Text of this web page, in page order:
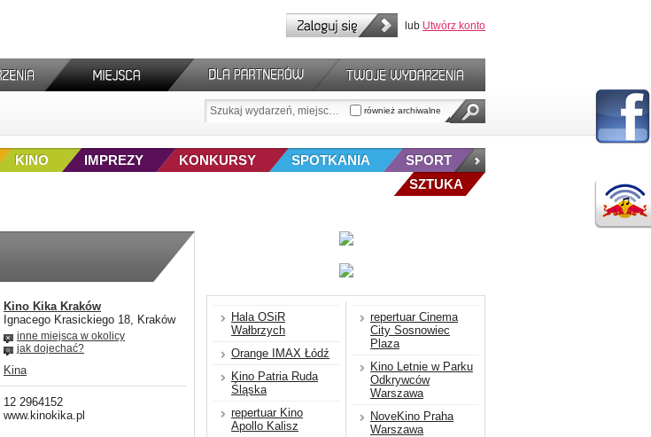
lub Utwórz konto
również archiwalne
SPORT
SPOTKANIA
KONKURSY
IMPREZY
KINO
SZTUKA
Kino Kika Kraków
Ignacego Krasickiego 18, Kraków
inne miejsca w okolicy
jak dojechać?
Kina
12 2964152
www.kinokika.pl
Hala OSiR
Wałbrzych
Orange IMAX Łódź
Kino Patria Ruda
Śląska
repertuar Kino
Apollo Kalisz
repertuar Cinema
City Sosnowiec
Plaza
Kino Letnie w Parku
Odkrywców
Warszawa
NoveKino Praha
Warszawa